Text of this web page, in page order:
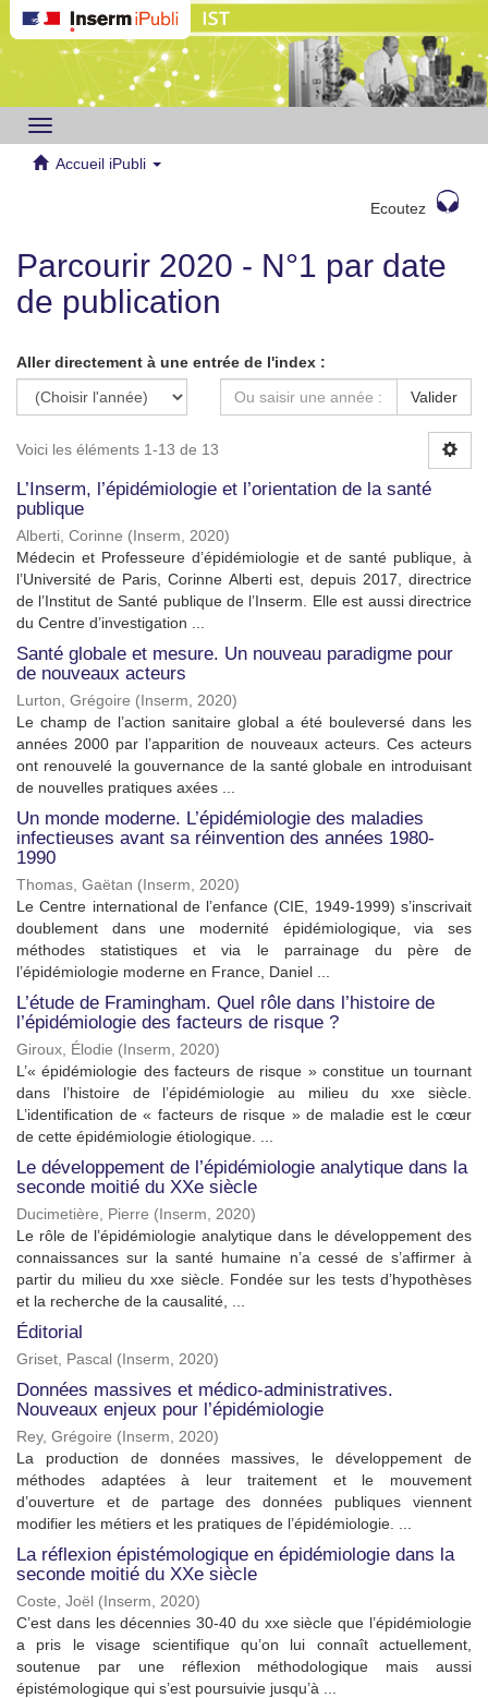
Toggle
navigation
Accueil iPubli
Ecoutez
Parcourir 2020 - N°1 par date
de publication
Aller directement à une entrée de l'index :
Valider
Voici les éléments 1-13 de 13
L’Inserm, l’épidémiologie et l’orientation de la santé
publique
Alberti, Corinne ( Inserm, 2020)
Médecin et Professeure d’épidémiologie et de santé publique, à
l’Université de Paris, Corinne Alberti est, depuis 2017, directrice
de l’Institut de Santé publique de l’Inserm. Elle est aussi directrice
du Centre d’investigation ...
Santé globale et mesure. Un nouveau paradigme pour
de nouveaux acteurs
Lurton, Grégoire ( Inserm, 2020)
Le champ de l’action sanitaire global a été bouleversé dans les
années 2000 par l’apparition de nouveaux acteurs. Ces acteurs
ont renouvelé la gouvernance de la santé globale en introduisant
de nouvelles pratiques axées ...
Un monde moderne. L’épidémiologie des maladies
infectieuses avant sa réinvention des années 1980-
1990
Thomas, Gaëtan ( Inserm, 2020)
Le Centre international de l’enfance (CIE, 1949-1999) s’inscrivait
doublement dans une modernité épidémiologique, via ses
méthodes statistiques et via le parrainage du père de
l’épidémiologie moderne en France, Daniel ...
L’étude de Framingham. Quel rôle dans l’histoire de
l’épidémiologie des facteurs de risque ?
Giroux, Élodie ( Inserm, 2020)
L’« épidémiologie des facteurs de risque » constitue un tournant
dans l’histoire de l’épidémiologie au milieu du xxe siècle.
L’identification de « facteurs de risque » de maladie est le cœur
de cette épidémiologie étiologique. ...
Le développement de l’épidémiologie analytique dans la
seconde moitié du XXe siècle
Ducimetière, Pierre ( Inserm, 2020)
Le rôle de l’épidémiologie analytique dans le développement des
connaissances sur la santé humaine n’a cessé de s’affirmer à
partir du milieu du xxe siècle. Fondée sur les tests d’hypothèses
et la recherche de la causalité, ...
Éditorial
Griset, Pascal ( Inserm, 2020)
Données massives et médico-administratives.
Nouveaux enjeux pour l’épidémiologie
Rey, Grégoire ( Inserm, 2020)
La production de données massives, le développement de
méthodes adaptées à leur traitement et le mouvement
d’ouverture et de partage des données publiques viennent
modifier les métiers et les pratiques de l’épidémiologie. ...
La réflexion épistémologique en épidémiologie dans la
seconde moitié du XXe siècle
Coste, Joël ( Inserm, 2020)
C’est dans les décennies 30-40 du xxe siècle que l’épidémiologie
a pris le visage scientifique qu’on lui connaît actuellement,
soutenue par une réflexion méthodologique mais aussi
épistémologique qui s’est poursuivie jusqu’à ...